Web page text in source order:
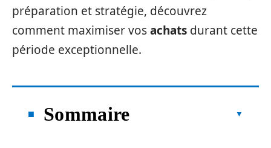
préparation et stratégie, découvrez
comment maximiser vosachats durant cette
période exceptionnelle.
Sommaire